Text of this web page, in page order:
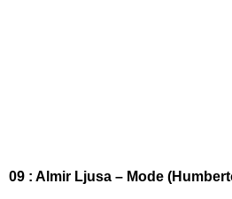
09 : Almir Ljusa – Mode